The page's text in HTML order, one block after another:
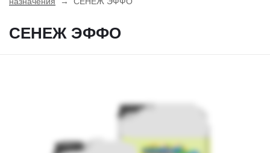
СЕНЕЖ ЭФФО